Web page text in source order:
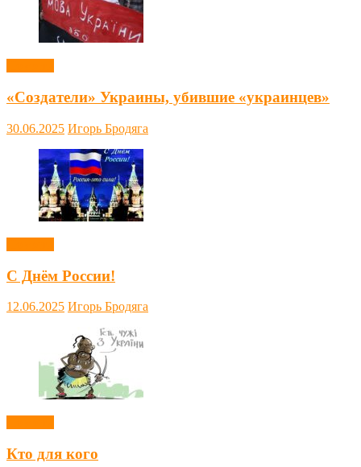
«Создатели» Украины, убившие «украинцев»
30.06.2025 Игорь Бродяга
С Днём России!
12.06.2025 Игорь Бродяга
Кто для кого